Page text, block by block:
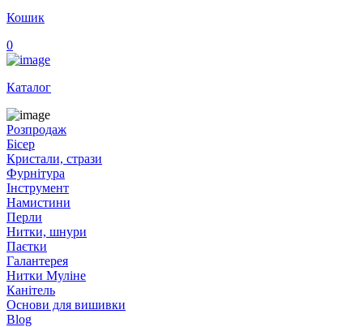
Кошик
0
Каталог
Розпродаж
Бісер
Кристали, стрази
Фурнітура
Інструмент
Намистини
Перли
Нитки, шнури
Паєтки
Галантерея
Нитки Муліне
Канітель
Основи для вишивки
Blog